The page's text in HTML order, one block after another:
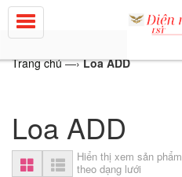
Trang chủ—› Loa ADD
Loa ADD
Hiển thị xem sản phẩm
theo dạng lưới